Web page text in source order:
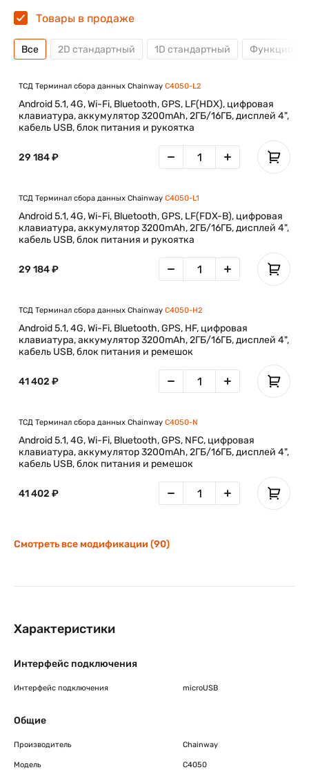
Товары в продаже
Все 2D стандартный 1D стандартный
ТСД Терминал сбора данных Chainway C4050-L2
Android 5.1, 4G, Wi-Fi, Bluetooth, GPS, LF(HDX), цифровая
клавиатура, аккумулятор 3200mAh, 2ГБ/16ГБ, дисплей 4",
кабель USB, блок питания и рукоятка
29 184 ₽
ТСД Терминал сбора данных Chainway C4050-L1
Android 5.1, 4G, Wi-Fi, Bluetooth, GPS, LF(FDX-B), цифровая
клавиатура, аккумулятор 3200mAh, 2ГБ/16ГБ, дисплей 4",
кабель USB, блок питания и рукоятка
29 184 ₽
ТСД Терминал сбора данных Chainway C4050-H2
Android 5.1, 4G, Wi-Fi, Bluetooth, GPS, HF, цифровая
клавиатура, аккумулятор 3200mAh, 2ГБ/16ГБ, дисплей 4",
кабель USB, блок питания и ремешок
41 402 ₽
ТСД Терминал сбора данных Chainway C4050-N
Android 5.1, 4G, Wi-Fi, Bluetooth, GPS, NFC, цифровая
клавиатура, аккумулятор 3200mAh, 2ГБ/16ГБ, дисплей 4",
кабель USB, блок питания и ремешок
41 402 ₽
Смотреть все модификации (90)
Характеристики
Интерфейс подключения
Интерфейс подключения microUSB
Общие
Производитель Chainway
Модель C4050